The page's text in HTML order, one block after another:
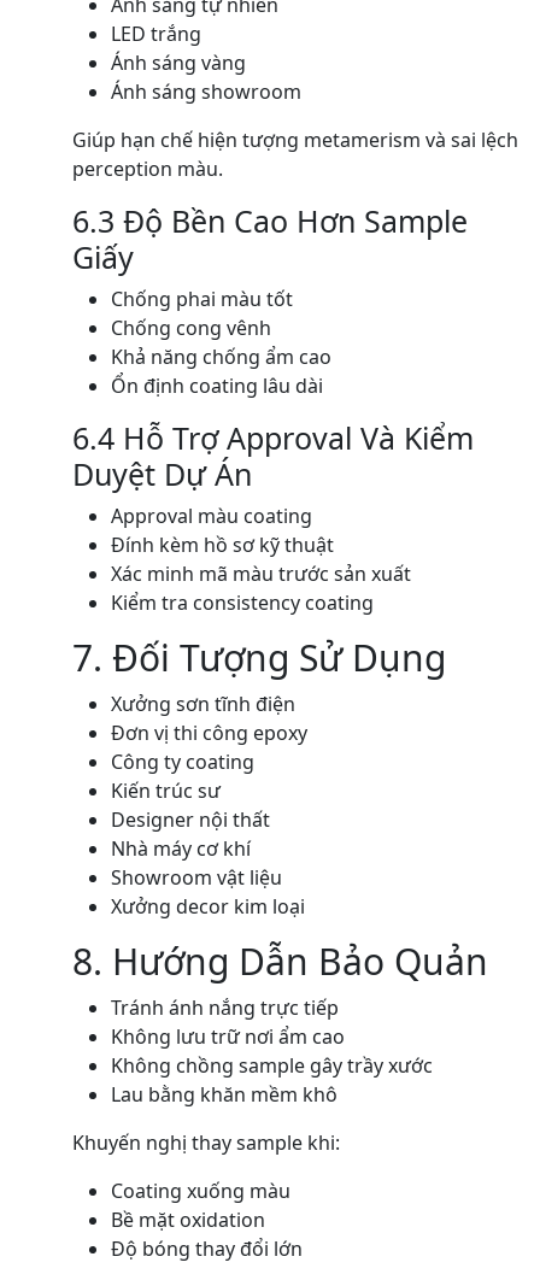
LED trắng
Ánh sáng vàng
Ánh sáng showroom
Giúp hạn chế hiện tượng metamerism và sai lệch
perception màu.
6.3 Độ Bền Cao Hơn Sample
Giấy
Chống phai màu tốt
Chống cong vênh
Khả năng chống ẩm cao
Ổn định coating lâu dài
6.4 Hỗ Trợ Approval Và Kiểm
Duyệt Dự Án
Approval màu coating
Đính kèm hồ sơ kỹ thuật
Xác minh mã màu trước sản xuất
Kiểm tra consistency coating
7. Đối Tượng Sử Dụng
Xưởng sơn tĩnh điện
Đơn vị thi công epoxy
Công ty coating
Kiến trúc sư
Designer nội thất
Nhà máy cơ khí
Showroom vật liệu
Xưởng decor kim loại
8. Hướng Dẫn Bảo Quản
Tránh ánh nắng trực tiếp
Không lưu trữ nơi ẩm cao
Không chồng sample gây trầy xước
Lau bằng khăn mềm khô
Khuyến nghị thay sample khi:
Coating xuống màu
Bề mặt oxidation
Độ bóng thay đổi lớn